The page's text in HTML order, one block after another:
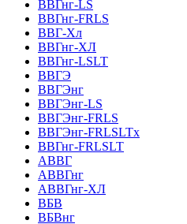
ВВГнг-LS
ВВГнг-FRLS
ВВГ-Хл
ВВГнг-ХЛ
ВВГнг-LSLT
ВВГЭ
ВВГЭнг
ВВГЭнг-LS
ВВГЭнг-FRLS
ВВГЭнг-FRLSLTх
ВВГнг-FRLSLT
АВВГ
АВВГнг
АВВГнг-ХЛ
ВБВ
ВБВнг